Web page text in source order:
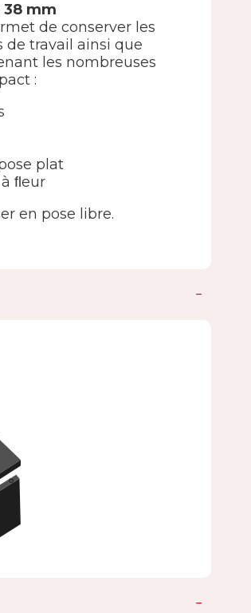
38 mm
de conserver les
de travail ainsi que
les nombreuses
:
plat
ﬂeur
en pose libre.